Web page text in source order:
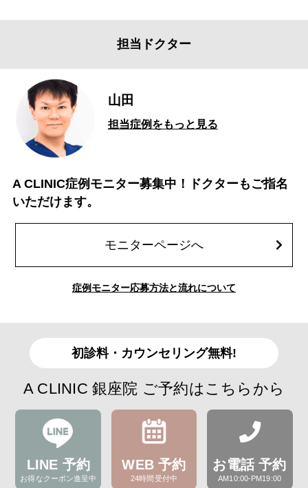
担当ドクター
山田
担当症例をもっと見る
A CLINIC症例モニター募集中！ドクターもご指名
いただけます。
モニターページへ
症例モニター応募方法と流れについて
初診料・カウンセリング無料!
A CLINIC 銀座院 ご予約はこちらから
LINE 予約
お得なクーポン進呈中
WEB 予約
24時間受付中
お電話 予約
AM10:00-PM19:00